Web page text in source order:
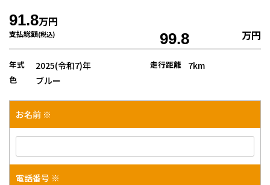
91.8万円
支払総額(税込) 99.8 万円
年式 2025(令和7)年 走行距離 7km
色 ブルー
お名前 ※
電話番号 ※